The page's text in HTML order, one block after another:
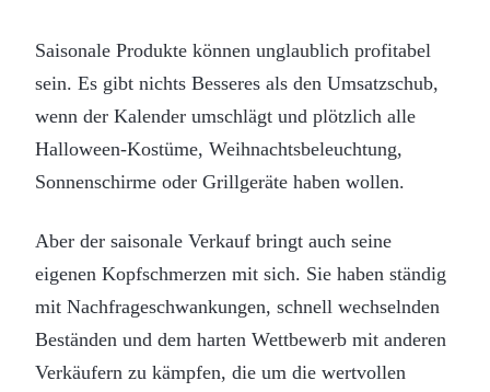
Saisonale Produkte können unglaublich profitabel
sein. Es gibt nichts Besseres als den Umsatzschub,
wenn der Kalender umschlägt und plötzlich alle
Halloween-Kostüme, Weihnachtsbeleuchtung,
Sonnenschirme oder Grillgeräte haben wollen.
Aber der saisonale Verkauf bringt auch seine
eigenen Kopfschmerzen mit sich. Sie haben ständig
mit Nachfrageschwankungen, schnell wechselnden
Beständen und dem harten Wettbewerb mit anderen
Verkäufern zu kämpfen, die um die wertvollen